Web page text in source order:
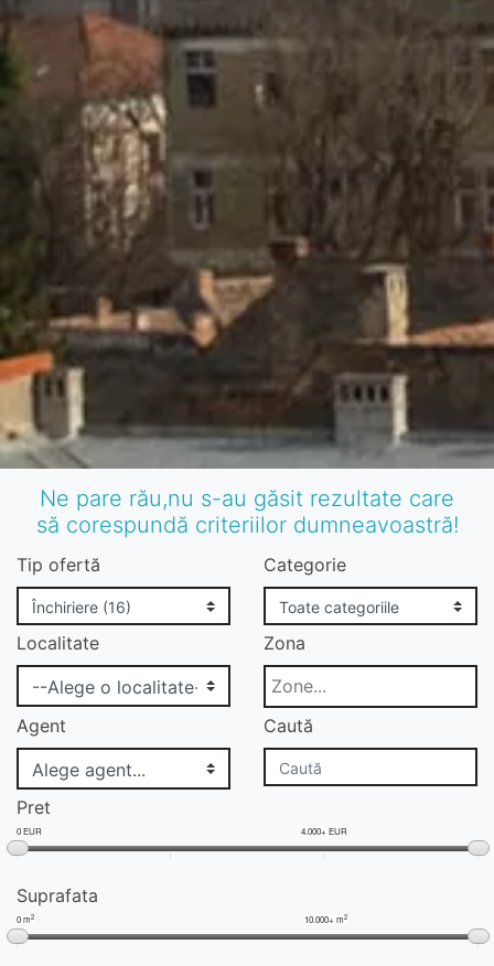
Ne pare rău,nu s-au găsit rezultate care
să corespundă criteriilor dumneavoastră!
Tip ofertă Categorie
Localitate Zona
Agent Caută
Pret
0 EUR 4.000+ EUR
Suprafata
0 m2 10.000+ m2